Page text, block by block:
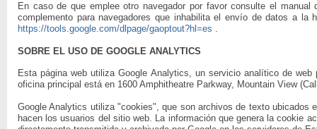
En caso de que emplee otro navegador por favor consulte el
complemento para navegadores que inhabilita el envío de datos a la
https://tools.google.com/dlpage/gaoptout?hl=es .
SOBRE EL USO DE GOOGLE ANALYTICS
Esta página web utiliza Google Analytics, un servicio analítico de
oficina principal está en 1600 Amphitheatre Parkway, Mountain View
Google Analytics utiliza "cookies", que son archivos de texto ubicados
hacen los usuarios del sitio web. La información que genera la cookie